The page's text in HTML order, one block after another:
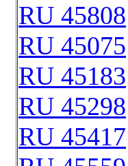
RU 45808
RU 45075
RU 45183
RU 45298
RU 45417